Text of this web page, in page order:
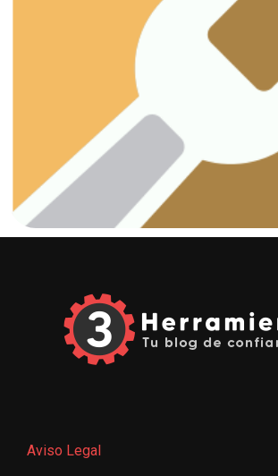
Fontanería
¡Vamos a arreglar esas fugas!
Ver artículos
Aviso Legal